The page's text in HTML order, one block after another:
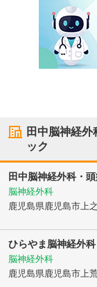
田中脳神経外
ック
田中脳神経外科・
脳神経外科
鹿児島県鹿児島市 上
ひらやま脳神経外科
脳神経外科
鹿児島県鹿児島市 上